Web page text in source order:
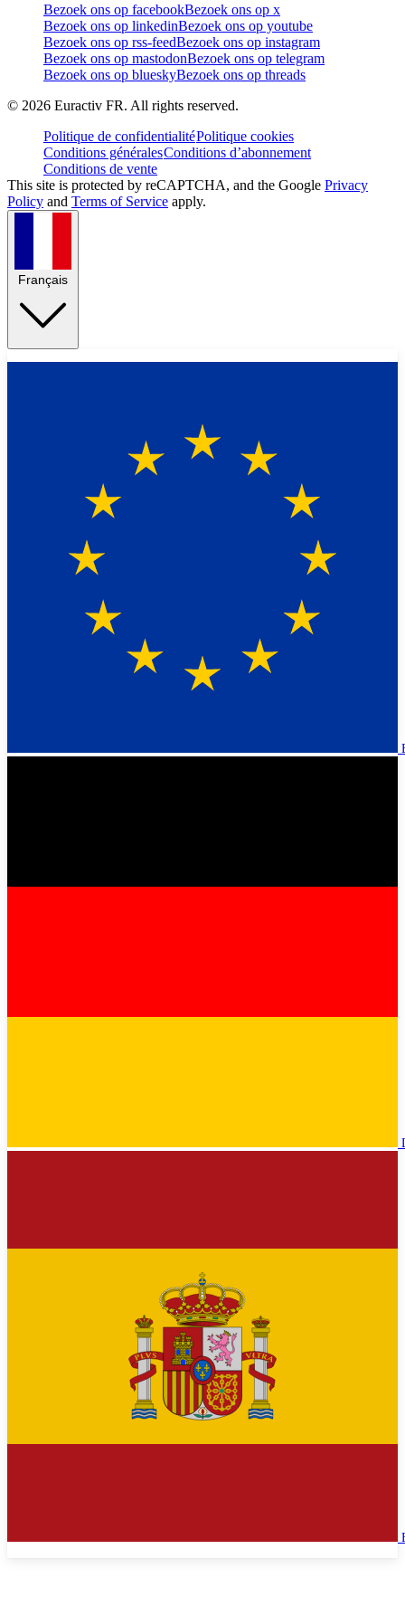
Bezoek ons op facebookBezoek ons op x
Bezoek ons op linkedinBezoek ons op youtube
Bezoek ons op rss-feedBezoek ons op instagram
Bezoek ons op mastodonBezoek ons op telegram
Bezoek ons op blueskyBezoek ons op threads
© 2026 Euractiv FR. All rights reserved.
Politique de confidentialitéPolitique cookies
Conditions généralesConditions d’abonnement
Conditions de vente
This site is protected by reCAPTCHA, and the Google Privacy
Policy and Terms of Service apply.
Français